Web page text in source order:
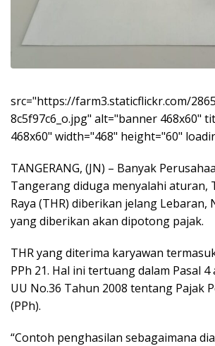
src="https://farm3.staticflickr.com/
8c5f97c6_o.jpg" alt="banner 468x60"
468x60" width="468" height="60"
TANGERANG, (JN) – Banyak
Tangerang diduga menyalahi aturan,
Raya (THR) diberikan jelang Lebaran,
yang diberikan akan dipotong pajak.
THR yang diterima karyawan
PPh 21. Hal ini tertuang dalam Pasal
UU No.36 Tahun 2008 tentang Pajak
(PPh).
“Contoh penghasilan sebagaimana